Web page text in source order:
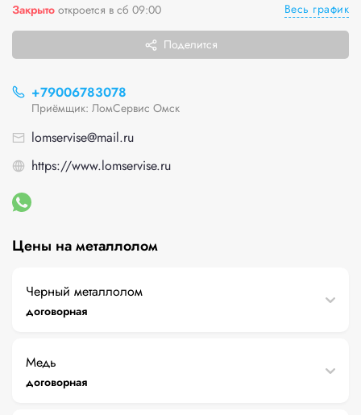
Закрыто откроется в сб 09:00 Весь график
Поделится
+79006783078
Приёмщик: ЛомСервис Омск
lomservise@mail.ru
https://www.lomservise.ru
Цены на металлолом
Черный металлолом
договорная
Медь
договорная